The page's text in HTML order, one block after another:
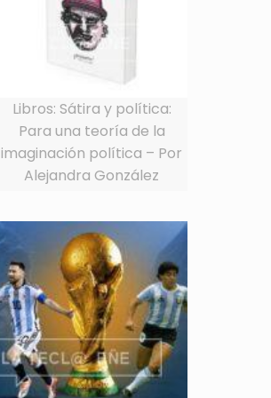
Libros: Sátira y política:
Para una teoría de la
imaginación política – Por
Alejandra González